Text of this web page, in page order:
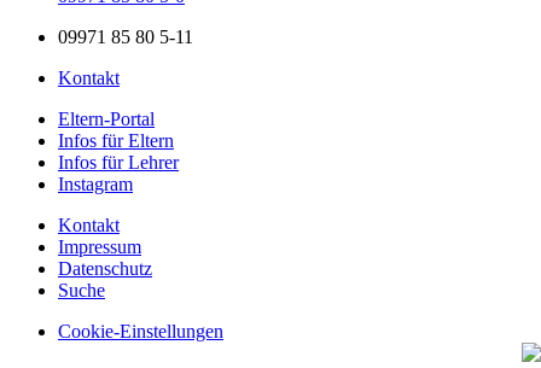
09971 85 80 5-11
Kontakt
Eltern-Portal
Infos für Eltern
Infos für Lehrer
Instagram
Kontakt
Impressum
Datenschutz
Suche
Cookie-Einstellungen